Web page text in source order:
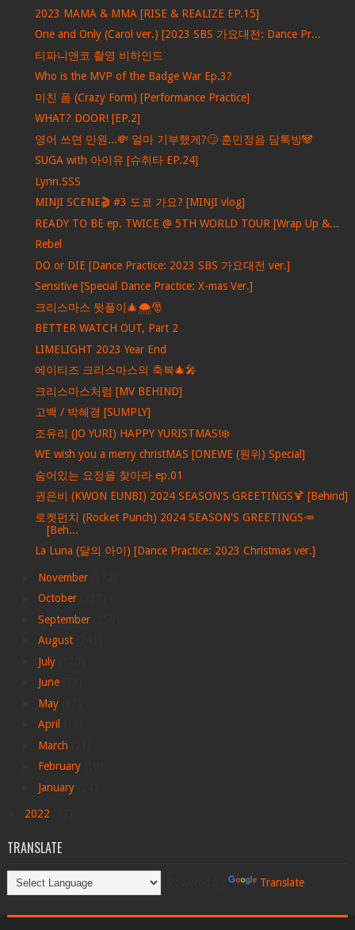
2023 MAMA & MMA [RISE & REALIZE EP.15]
One and Only (Carol ver.) [2023 SBS 가요대전: Dance Pr...
티파니앤코 촬영 비하인드
Who is the MVP of the Badge War Ep.3?
미친 폼 (Crazy Form) [Performance Practice]
WHAT? DOOR! [EP.2]
영어 쓰면 만원...💸 얼마 기부했게?🙄 훈민정음 담톡방🐼
SUGA with 아이유 [슈취타 EP.24]
Lynn.SSS
MINJI SCENE🎬 #3 도쿄 가요? [MINJI vlog]
READY TO BE ep. TWICE @ 5TH WORLD TOUR [Wrap Up &...
Rebel
DO or DIE [Dance Practice: 2023 SBS 가요대전 ver.]
Sensitive [Special Dance Practice: X-mas Ver.]
크리스마스 뒷풀이🎄🌨🎅
BETTER WATCH OUT, Part 2
LIMELIGHT 2023 Year End
에이티즈 크리스마스의 축복🎄🎤
크리스마스처럼 [MV BEHIND]
고백 / 박혜경 [SUMPLY]
조유리 (JO YURI) HAPPY YURISTMAS!❄️
WE wish you a merry christMAS [ONEWE (원위) Special]
숨어있는 요정을 찾아라 ep.01
권은비 (KWON EUNBI) 2024 SEASON'S GREETINGS🍹 [Behind]
로켓펀치 (Rocket Punch) 2024 SEASON'S GREETINGS🥕
[Beh...
La Luna (달의 아이) [Dance Practice: 2023 Christmas ver.]
November
October
September
August
July
June
May
April
March
February
January
2022
TRANSLATE
Translate